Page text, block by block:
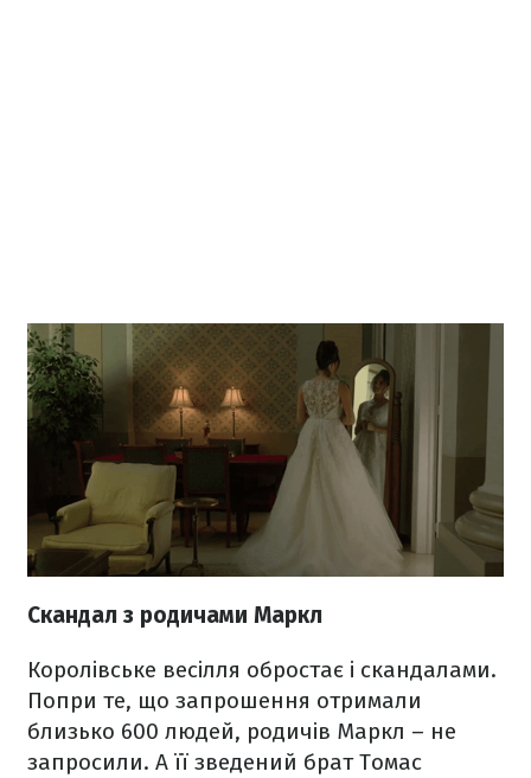
Скандал з родичами Маркл
Королівське весілля обростає і скандалами.
Попри те, що запрошення отримали
близько 600 людей, родичів Маркл – не
запросили. А її зведений брат Томас